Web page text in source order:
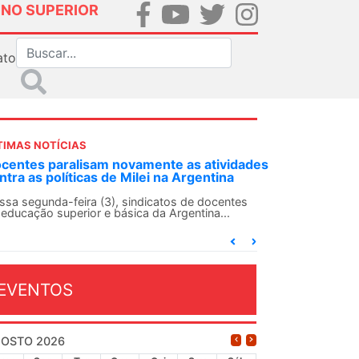
SUPERIOR
NOTÍCIAS
paralisam novamente as atividades
as políticas de Milei na Argentina
segunda-feira (3), sindicatos de docentes
superior e básica da Argentina...
2026